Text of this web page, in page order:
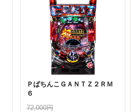
ＰぱちんこＧＡＮＴＺ２ＲＭ
６
72,000円